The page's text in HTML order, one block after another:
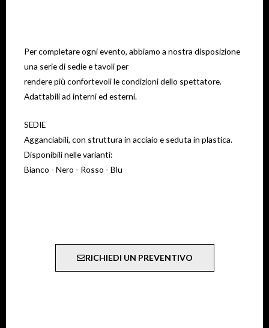
Per completare ogni evento, abbiamo a nostra disposizione
una serie di sedie e tavoli per
rendere più confortevoli le condizioni dello spettatore.
Adattabili ad interni ed esterni.
SEDIE
Agganciabili, con struttura in acciaio e seduta in plastica.
Disponibili nelle varianti:
Bianco - Nero - Rosso - Blu
RICHIEDI UN PREVENTIVO